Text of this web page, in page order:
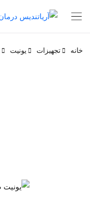
خانه تجهیزات یونیت